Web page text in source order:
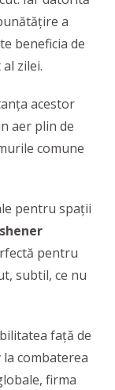
a
beneficia de
zilei.
acestor
aer plin de
comune
pentru spații
pentru
subtil, ce nu
față de
combaterea
firma